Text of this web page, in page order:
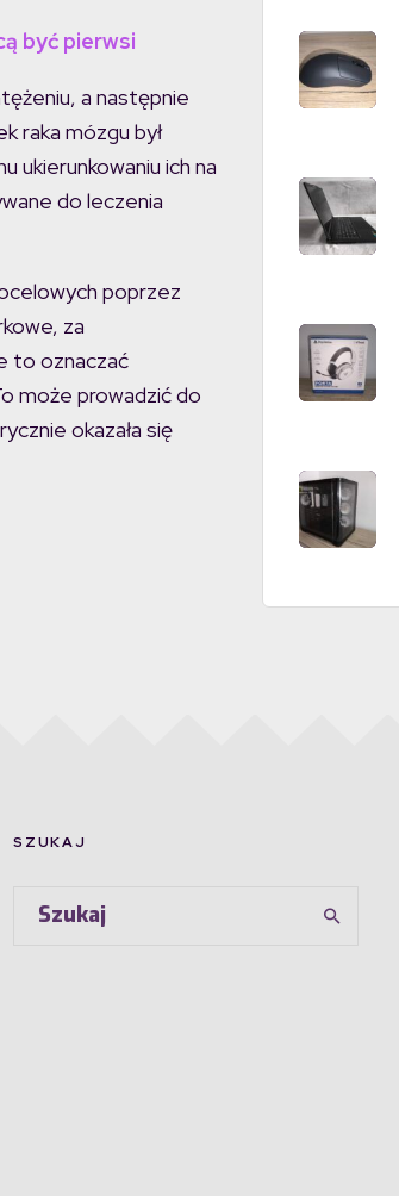
być pierwsi
a następnie
raka mózgu był
ukierunkowaniu ich na
do leczenia
poprzez
za
to oznaczać
może prowadzić do
okazała się
SZUKAJ